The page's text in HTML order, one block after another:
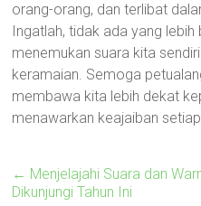
orang-orang, dan terlibat
Ingatlah, tidak ada yang
menemukan suara kita
keramaian. Semoga
membawa kita lebih dekat
menawarkan keajaiban
← Menjelajahi Suara dan
Dikunjungi Tahun Ini